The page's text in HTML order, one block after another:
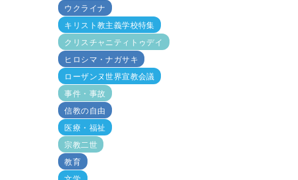
ウクライナ
キリスト教主義学校特集
クリスチャニティトゥデイ
ヒロシマ・ナガサキ
ローザンヌ世界宣教会議
事件・事故
信教の自由
医療・福祉
宗教二世
教育